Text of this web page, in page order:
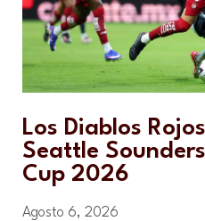
Los Diablos
Seattle
Cup 2026
Agosto 6, 2026